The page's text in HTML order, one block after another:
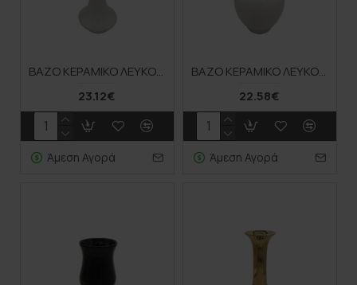
ΒΑΖΟ ΚΕΡΑΜΙΚΟ ΛΕΥΚΟ 17,5x41,5CM 6/box
23.12€
Άμεση Αγορά
ΒΑΖΟ ΚΕΡΑΜΙΚΟ ΛΕΥΚΟ 19x35CM 8/box
22.58€
Άμεση Αγορά